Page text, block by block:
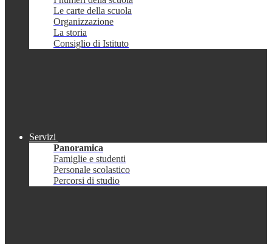
Le carte della scuola
Organizzazione
La storia
Consiglio di Istituto
Servizi
Panoramica
Famiglie e studenti
Personale scolastico
Percorsi di studio